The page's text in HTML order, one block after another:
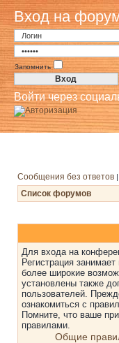
Вход на
Запомнить
Войти через
Сообщения без ответов |
Список форумов
Для входа на
Регистрация
более широкие
установлены также
пользователей.
ознакомиться с
Помните, что ваше
правилами.
Общие